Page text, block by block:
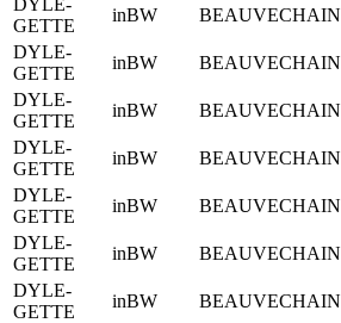
GETTE
inBW BEAUVECHAIN
DYLE-
GETTE
inBW BEAUVECHAIN
DYLE-
GETTE
inBW BEAUVECHAIN
DYLE-
GETTE
inBW BEAUVECHAIN
DYLE-
GETTE
inBW BEAUVECHAIN
DYLE-
GETTE
inBW BEAUVECHAIN
DYLE-
GETTE
inBW BEAUVECHAIN